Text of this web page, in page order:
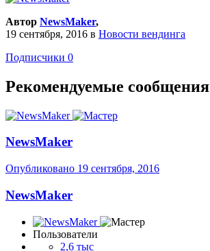
Автор NewsMaker,
19 сентября, 2016 в Новости вендинга
Подписчики 0
Рекомендуемые сообщения
NewsMaker
Опубликовано 19 сентября, 2016
NewsMaker
Пользователи
2,6 тыс